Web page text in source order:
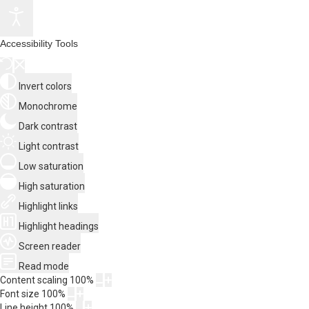
Accessibility Tools
Invert colors
Monochrome
Dark contrast
Light contrast
Low saturation
High saturation
Highlight links
Highlight headings
Screen reader
Read mode
Content scaling 100%
Font size 100%